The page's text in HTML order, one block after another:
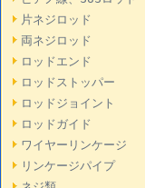
片ネジロッド
両ネジロッド
ロッドエンド
ロッドストッパー
ロッドジョイント
ロッドガイド
ワイヤーリンケージ
リンケージパイプ